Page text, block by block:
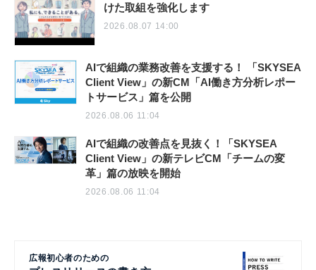
けた取組を強化します
2026.08.07 14:00
AIで組織の業務改善を支援する！ 「SKYSEA
Client View」の新CM「AI働き方分析レポー
トサービス」篇を公開
2026.08.06 11:04
AIで組織の改善点を見抜く！「SKYSEA
Client View」の新テレビCM「チームの変
革」篇の放映を開始
2026.08.06 11:04
広報初心者のための